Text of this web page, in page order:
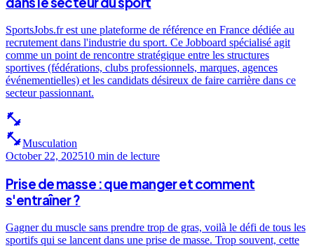
SportsJobs.fr est une plateforme de référence en France dédiée au
recrutement dans l'industrie du sport. Ce Jobboard spécialisé agit
comme un point de rencontre stratégique entre les structures
sportives (fédérations, clubs professionnels, marques, agences
événementielles) et les candidats désireux de faire carrière dans ce
secteur passionnant.
fitness_center
fitness_centerMusculation
October 22, 202510 min de lecture
Prise de masse : que manger et comment
s'entraîner ?
Gagner du muscle sans prendre trop de gras, voilà le défi de tous les
sportifs qui se lancent dans une prise de masse. Trop souvent, cette